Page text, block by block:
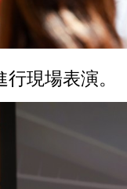
現場表演。